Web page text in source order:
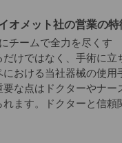
オメット社の営業の特
チームで全力を尽くす
けではなく、手術に立
おける当社器械の使用
要な点はドクターやナ
ます。ドクターと信